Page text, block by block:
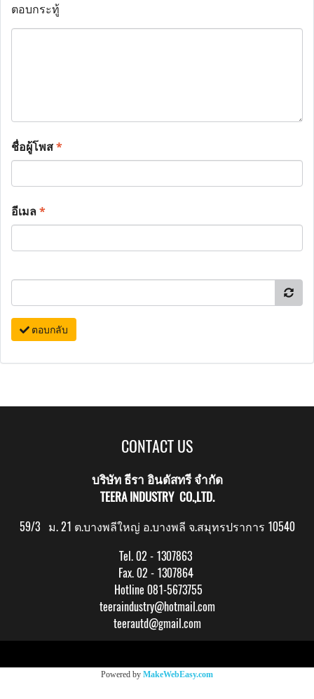
ตอบกระทู้
ชื่อผู้โพส*
อีเมล*
ตอบกลับ
CONTACT US
บริษัท ธีรา อินดัสทรี จำกัด
TEERA INDUSTRY CO.,LTD.
59/3 ม. 21 ต.บางพลีใหญ่ อ.บางพลี จ.สมุทรปราการ 10540
Tel. 02 - 1307863
Fax. 02 - 1307864
Hotline 081-5673755
teeraindustry@hotmail.com
teerautd@gmail.com
Powered by MakeWebEasy.com